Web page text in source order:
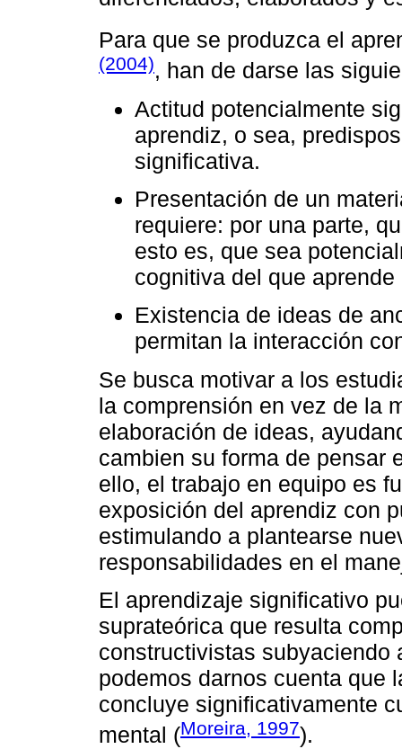
Para que se produzca el
(2004), han de darse las
Actitud potencialmente
aprendiz, o sea,
significativa.
Presentación de un
requiere: por una parte,
esto es, que sea
cognitiva del que
Existencia de ideas de
permitan la interacción
Se busca motivar a los
la comprensión en vez de la
elaboración de ideas,
cambien su forma de pensar
ello, el trabajo en equipo es
exposición del aprendiz con
estimulando a plantearse
responsabilidades en el
El aprendizaje significativo
suprateórica que resulta
constructivistas subyaciendo
podemos darnos cuenta que
concluye significativamente
mental (Moreira, 1997).